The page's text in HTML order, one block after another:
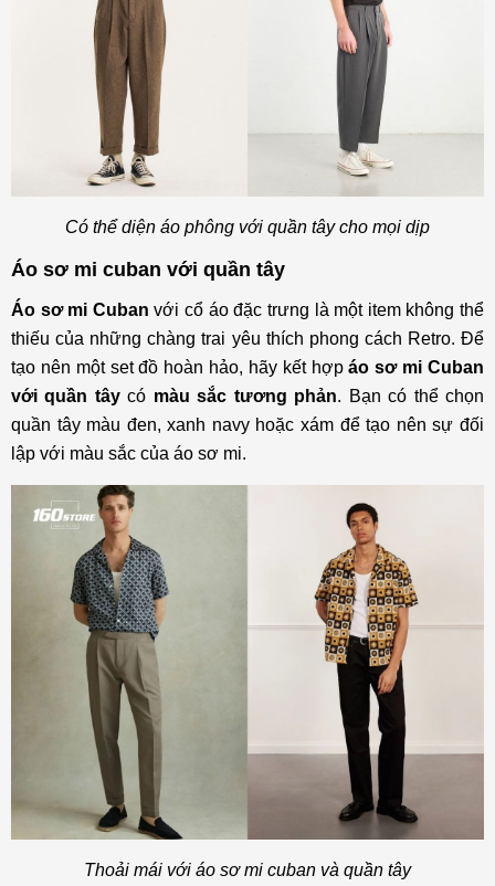
Có thể diện áo phông với quần tây cho mọi dịp
Áo sơ mi cuban với quần tây
Áo sơ mi Cuban với cổ áo đặc trưng là một item không thể
thiếu của những chàng trai yêu thích phong cách Retro. Để
tạo nên một set đồ hoàn hảo, hãy kết hợpáo sơ mi Cuban
với quần tâycó màu sắc tương phản. Bạn có thể chọn
quần tây màu đen, xanh navy hoặc xám để tạo nên sự đối
lập với màu sắc của áo sơ mi.
Thoải mái với áo sơ mi cuban và quần tây